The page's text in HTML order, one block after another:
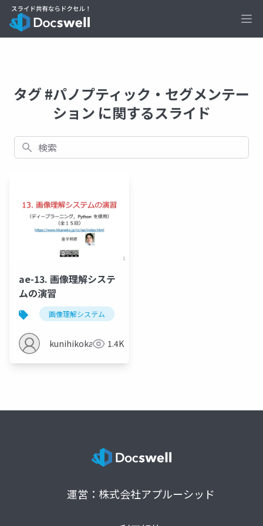
タグ #パノプティック・セグメンテー
ション に関するスライド
検索
ae-13. 画像理解システ
ムの演習
画像理解システム
kunihikokaneko1.4K
運営：株式会社アプルーシッド